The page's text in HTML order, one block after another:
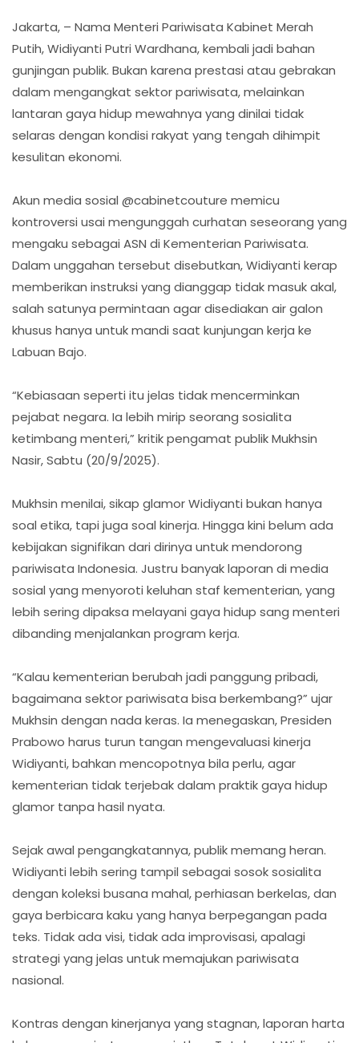
Jakarta, – Nama Menteri Pariwisata Kabinet Merah
Putih, Widiyanti Putri Wardhana, kembali jadi bahan
gunjingan publik. Bukan karena prestasi atau gebrakan
dalam mengangkat sektor pariwisata, melainkan
lantaran gaya hidup mewahnya yang dinilai tidak
selaras dengan kondisi rakyat yang tengah dihimpit
kesulitan ekonomi.
Akun media sosial @cabinetcouture memicu
kontroversi usai mengunggah curhatan seseorang yang
mengaku sebagai ASN di Kementerian Pariwisata.
Dalam unggahan tersebut disebutkan, Widiyanti kerap
memberikan instruksi yang dianggap tidak masuk akal,
salah satunya permintaan agar disediakan air galon
khusus hanya untuk mandi saat kunjungan kerja ke
Labuan Bajo.
“Kebiasaan seperti itu jelas tidak mencerminkan
pejabat negara. Ia lebih mirip seorang sosialita
ketimbang menteri,” kritik pengamat publik Mukhsin
Nasir, Sabtu (20/9/2025).
Mukhsin menilai, sikap glamor Widiyanti bukan hanya
soal etika, tapi juga soal kinerja. Hingga kini belum ada
kebijakan signifikan dari dirinya untuk mendorong
pariwisata Indonesia. Justru banyak laporan di media
sosial yang menyoroti keluhan staf kementerian, yang
lebih sering dipaksa melayani gaya hidup sang menteri
dibanding menjalankan program kerja.
“Kalau kementerian berubah jadi panggung pribadi,
bagaimana sektor pariwisata bisa berkembang?” ujar
Mukhsin dengan nada keras. Ia menegaskan, Presiden
Prabowo harus turun tangan mengevaluasi kinerja
Widiyanti, bahkan mencopotnya bila perlu, agar
kementerian tidak terjebak dalam praktik gaya hidup
glamor tanpa hasil nyata.
Sejak awal pengangkatannya, publik memang heran.
Widiyanti lebih sering tampil sebagai sosok sosialita
dengan koleksi busana mahal, perhiasan berkelas, dan
gaya berbicara kaku yang hanya berpegangan pada
teks. Tidak ada visi, tidak ada improvisasi, apalagi
strategi yang jelas untuk memajukan pariwisata
nasional.
Kontras dengan kinerjanya yang stagnan, laporan harta